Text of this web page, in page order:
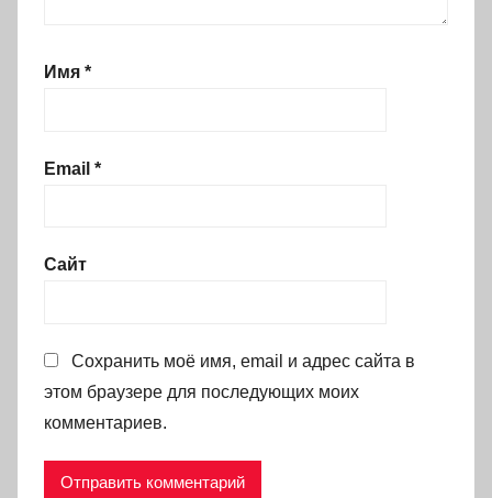
Имя *
Email *
Сайт
Сохранить моё имя, email и адрес сайта в
этом браузере для последующих моих
комментариев.